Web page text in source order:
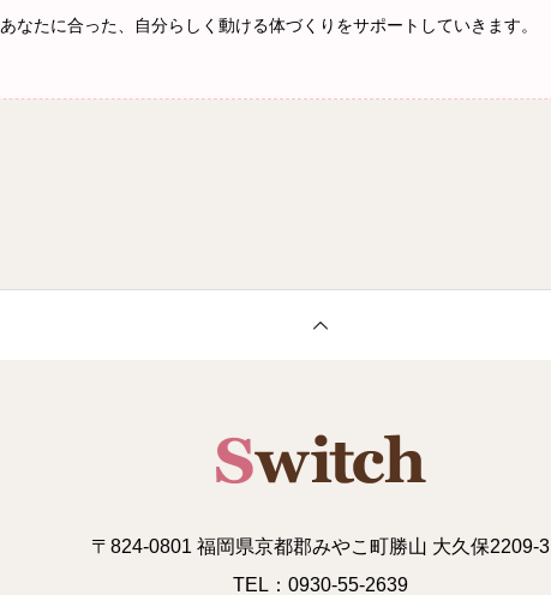
あなたに合った、自分らしく動ける体づくりをサポートしていきます。
〒824-0801 福岡県京都郡みやこ町勝山 大久保2209-3
TEL：0930-55-2639